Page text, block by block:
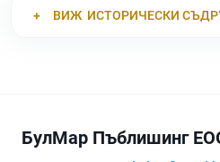
ВИЖ ИСТОРИЧЕСКИ
БулМар Пъблишинг